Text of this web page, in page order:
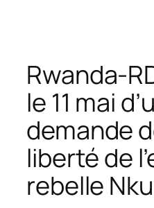
Rwanda-
le 11 mai
demande
liberté de
rebelle